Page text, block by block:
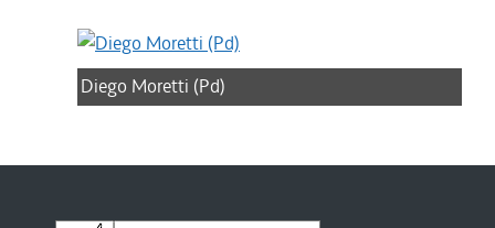
Diego Moretti (Pd)